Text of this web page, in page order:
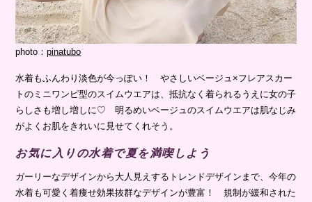
photo：pinatubo
水着もふんわり淡色が今っぽい！ やさしいベージュ×フレアスカー
トのミニワンピ型のスイムウエアは、抵抗なく着られるうえに女の子
らしさも増し増しに♡ 明るめいベージュのスイムウエアは肌なじみ
がよくお肌をきれいに見せてくれそう。
お気に入りの水着で夏を満喫しよう
ガーリーなデザインから大人見えするトレンドデザインまで、今年の
水着も可愛く着痩せ効果抜群なデザインが豊富！ 規制が緩和された